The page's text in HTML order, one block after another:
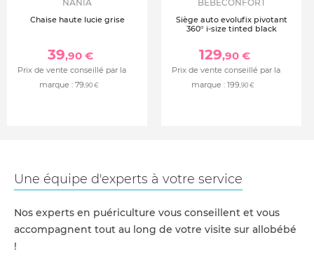
NANIA
Chaise haute lucie grise
39,90 €
Prix de vente conseillé par la
marque : 79,90 €
BEBECONFORT
Siège auto evolufix pivotant
360° i-size tinted black
129,90 €
Prix de vente conseillé par la
marque : 199,90 €
Une équipe d'experts à votre service
Nos experts en puériculture vous conseillent et vous
accompagnent tout au long de votre visite sur allobébé
!